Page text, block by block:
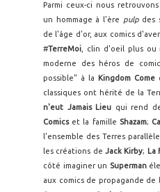
Parmi ceux-ci nous
un hommage à l'ère pulpdes
de l'âge d'or, aux comics
#TerreMoi , clin d'oeil plus
moderne des héros de
possible" à la Kingdom Come
classiques ont hérité de la
n'eut Jamais Lieu qui rend
Comicset la famille Shazam;
l'ensemble des Terres
les créations de Jack Kirby; La
côté imaginer un Superman
aux comics de propagande